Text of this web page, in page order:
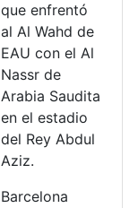
que enfrentó
al Al Wahd de
EAU con el Al
Nassr de
Arabia Saudita
en el estadio
del Rey Abdul
Aziz.
Barcelona